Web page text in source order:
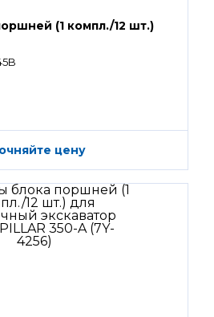
(1 компл./12 шт.)
цену